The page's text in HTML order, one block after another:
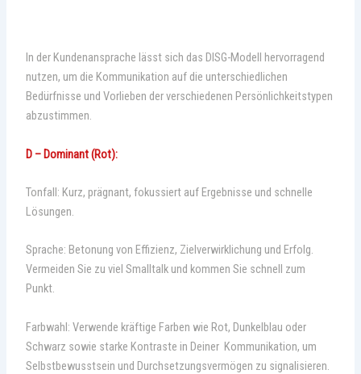
In der Kundenansprache lässt sich das DISG-Modell hervorragend
nutzen, um die Kommunikation auf die unterschiedlichen
Bedürfnisse und Vorlieben der verschiedenen Persönlichkeitstypen
abzustimmen.
D – Dominant (Rot):
Tonfall: Kurz, prägnant, fokussiert auf Ergebnisse und schnelle
Lösungen.
Sprache: Betonung von Effizienz, Zielverwirklichung und Erfolg.
Vermeiden Sie zu viel Smalltalk und kommen Sie schnell zum
Punkt.
Farbwahl: Verwende kräftige Farben wie Rot, Dunkelblau oder
Schwarz sowie starke Kontraste in Deiner Kommunikation, um
Selbstbewusstsein und Durchsetzungsvermögen zu signalisieren.